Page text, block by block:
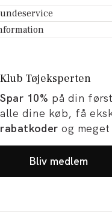
-
dit køb
Tøjeksperten
og artikler
og karriere
Klub Tøjeksperten
Spar 10% på din
alle dine køb, få
rabatkoder og meget
Bliv medlem